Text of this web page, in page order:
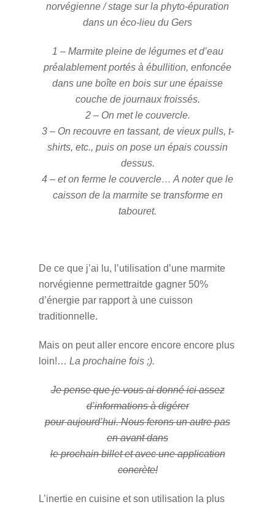
norvégienne / stage sur la phyto-épuration
dans un éco-lieu du Gers
1 – Marmite pleine de légumes et d’eau
préalablement portés à ébullition, enfoncée
dans une boîte en bois sur une épaisse
couche de journaux froissés.
2 – On met le couvercle.
3 – On recouvre en tassant, de vieux pulls, t-
shirts, etc., puis on pose un épais coussin
dessus.
4 – et on ferme le couvercle… A noter que le
caisson de la marmite se transforme en
tabouret.
De ce que j’ai lu, l’utilisation d’une marmite
norvégienne permettraitde gagner 50%
d’énergie par rapport à une cuisson
traditionnelle.
Mais on peut aller encore encore encore plus
loin!… La prochaine fois ;).
Je pense que je vous ai donné ici assez
d’informations à digérer
pour aujourd’hui. Nous ferons un autre pas
en avant dans
le prochain billet et avec une application
concrète!
L’inertie en cuisine et son utilisation la plus